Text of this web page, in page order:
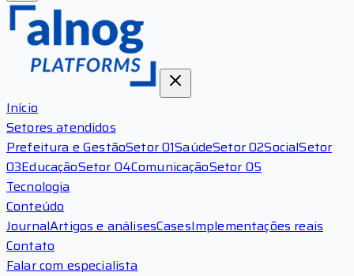
Início
Setores atendidos
Prefeitura e GestãoSetor 01SaúdeSetor 02SocialSetor
03EducaçãoSetor 04ComunicaçãoSetor 05
Tecnologia
Conteúdo
JournalArtigos e análisesCasesImplementações reais
Contato
Falar com especialista